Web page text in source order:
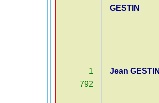
GESTIN
1
792
Jean GESTIN